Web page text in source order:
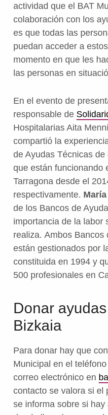
actividad que el BAT
colaboración con los
es que todas las
puedan acceder a
momento en que les
las personas en
En el evento de
responsable de
Hospitalarias Aita
compartió la
de Ayudas Técnicas de
que están funcionando
Tarragona desde el
respectivamente.
de los Bancos de
importancia de la labor
realiza. Ambos Bancos
están gestionados por
constituida en 1994 y
500 profesionales en
Donar
Bizkaia
Para donar hay que
Municipal en el
correo electrónico en
contacto se valora si el
se informa sobre si